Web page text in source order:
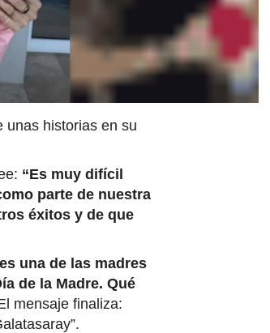
unas historias en su
“Es muy difícil
parte de nuestra
éxitos y de que
una de las madres
de la Madre. Qué
mensaje finaliza: